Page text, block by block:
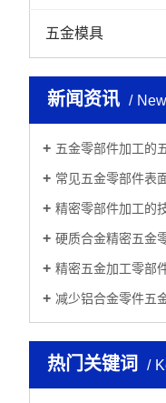
五金模具
新闻资讯
五金零部件加工的
常见五金零部件表
精密零部件加工的
硬质合金精密五金
精密五金加工零部件的表面
减少铝合金零件五金加
热门关键词